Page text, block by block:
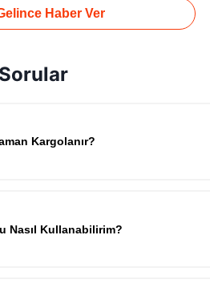
Haber Ver
Kargolanır?
Nasıl Kullanabilirim?